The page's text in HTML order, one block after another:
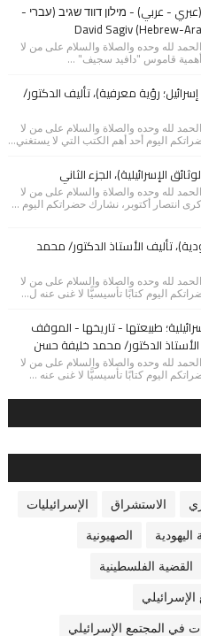
- عربي) - מילון דווד שגיב (עברי -
لله وحده والصلاة والسلام على من لا
أهمية قاموس "دافيد سجيف" ...
رؤية معرفية)، تأليف الدكتور/
لله وحده والصلاة والسلام على من لا
اليوم أحد أهم الكتب التي لا يستغني...
الإسرائيلية)، الجزء الثاني
لله وحده والصلاة والسلام على من لا
انتصار أكتوبر، نشارك حضراتكم اليوم ...
تأليف الأستاذ الدكتور/ محمد
لله وحده والصلاة والسلام على من لا
اليوم كتابًا تأسيسيًّا لا غنى عنه ل...
طبيعتها - تاريخها - الموقف
الدكتور/ محمد خليفة حسن
لله وحده والصلاة والسلام على من لا
اليوم كتابًا تأسيسيًّا لا غنى عنه ...
الاستشراق الإسرائيليات
اليهودية الصهيونية
القضية الفلسطينية
الإسرائيلي
في المجتمع الإسرائيلي